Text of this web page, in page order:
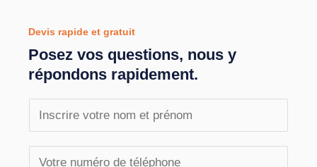
Devis rapide et gratuit
Posez vos questions, nous y
répondons rapidement.
o